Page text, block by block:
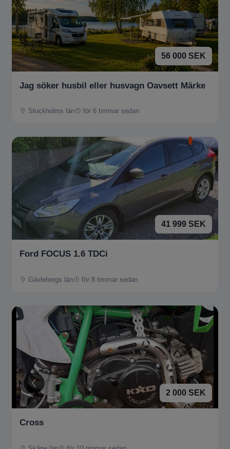
56 000 SEK
Jag söker husbil eller husvagn Oavsett Märke
Stockholms län för 6 timmar sedan
41 999 SEK
Ford FOCUS 1.6 TDCi
Gävleborgs län för 8 timmar sedan
2 000 SEK
Cross